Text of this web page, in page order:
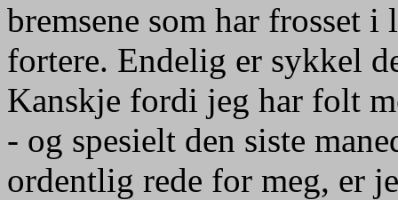
bremsene som har frosset
fortere. Endelig er sykkel
Kanskje fordi jeg har folt
- og spesielt den siste
ordentlig rede for meg, er